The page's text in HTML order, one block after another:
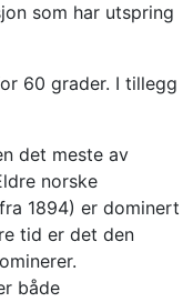
som har utspring
60 grader. I tillegg
det meste av
norske
1894) er dominert
tid er det den
både